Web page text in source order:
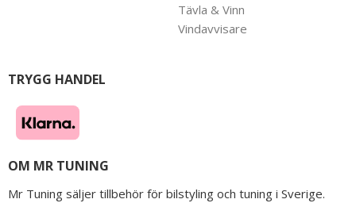
Tävla & Vinn
Vindavvisare
TRYGG HANDEL
OM MR TUNING
Mr Tuning säljer tillbehör för bilstyling och tuning i Sverige.